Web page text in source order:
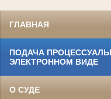
ГЛАВНАЯ
ПОДАЧА
ЭЛЕКТРОННОМ ВИДЕ
О СУДЕ